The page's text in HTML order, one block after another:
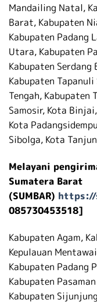
Mandailing Natal,
Barat, Kabupaten
Kabupaten Padang
Utara, Kabupaten
Kabupaten Serdang
Kabupaten
Tengah, Kabupaten
Samosir, Kota
Kota
Sibolga, Kota
Melayani
Sumatera Barat
(SUMBAR) https://
085730453518]
Kabupaten Agam,
Kepulauan
Kabupaten Padang
Kabupaten
Kabupaten